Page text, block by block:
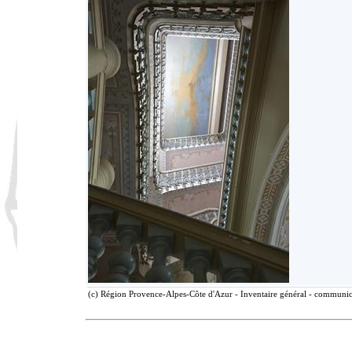
(c) Région Provence-Alpes-Côte d'Azur - Inventaire général -